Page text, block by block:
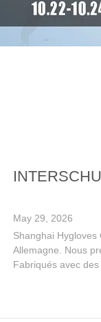
May 29, 2026
Shanghai
Allemagne. Nous
Fabriqués avec des